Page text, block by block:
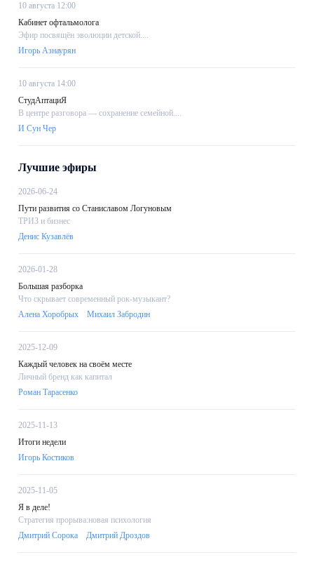
10 августа 12:00
Кабинет офтальмолога
Эфир посвящён эволюции детской....
Игорь Азнаурян
10 августа 14:00
СтудАптациЯ
В центре разговора — сохранение семейной....
И Сун Чер
Лучшие эфиры
2026-06-24
Пути развития со Станиславом Логуновым
ТРИЗ и бизнес
Денис Кузавлёв
2026-01-28
Большая разборка
Что скрывает современный рок-музыкант?
Алена Хоробрых
Михаил Забродин
2025-12-09
Каждый человек на своём месте
Личный бренд как капитал
Роман Тарасенко
2025-11-13
Итоги недели
Игорь Костиков
2025-11-05
Я в деле!
Стратегия прорыва:новая психология
Дмитрий Сорока
Дмитрий Дроздов